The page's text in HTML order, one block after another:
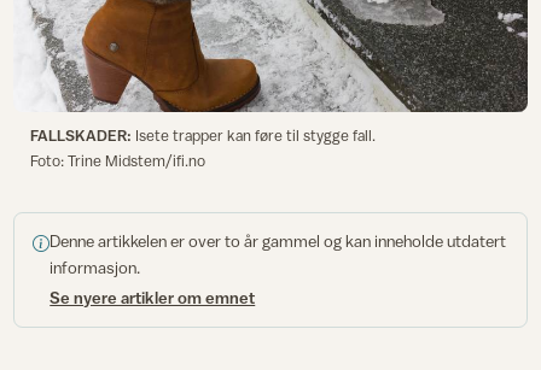
FALLSKADER: Isete trapper kan føre til stygge fall.
Foto: Trine Midstem/ifi.no
Denne artikkelen er over to år gammel og kan inneholde utdatert
informasjon.
Se nyere artikler om emnet